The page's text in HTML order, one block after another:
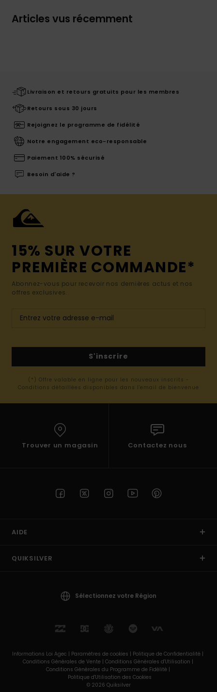
Articles vus récemment
Livraison et retours gratuits pour les membres
Retours sous 30 jours
Rejoignez le programme de fidélité
Notre engagement eco-responsable
Paiement 100% sécurisé
Besoin d'aide ?
15% SUR VOTRE
PREMIÈRE COMMANDE*
Abonnez-vous pour recevoir nos dernières actus et nos
offres exclusives.
S'inscrire
(*) Offre valable en ligne pour les nouveaux inscrits -
Conditions détaillées disponibles dans l'email de bienvenue
Trouver un magasin Contactez nous
AIDE
QUIKSILVER
Sélectionnez votre Région
Informations Loi Agec | Paramètres de cookies | Politique de Confidentialité |
Conditions Générales de Vente | Conditions Générales d'Utilisation |
Conditions Générales du Programme de Fidélité |
Politique d'Utilisation des Cookies
© 2026 Quiksilver